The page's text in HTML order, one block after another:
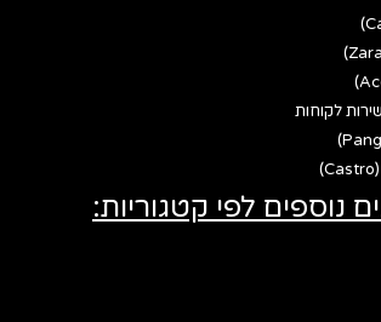
לקוחות
נוספים לפי קטגוריות: